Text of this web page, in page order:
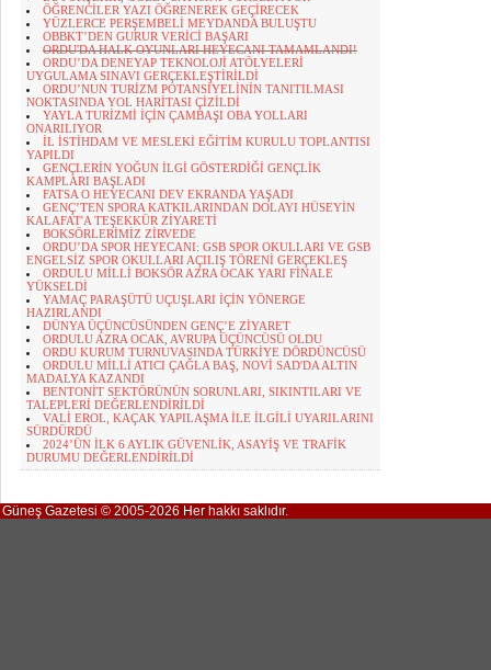
ÖĞRENCİLER YAZI ÖĞRENEREK GEÇİRECEK
YÜZLERCE PERŞEMBELİ MEYDANDA BULUŞTU
OBBKT’DEN GURUR VERİCİ BAŞARI
ORDU'DA HALK OYUNLARI HEYECANI TAMAMLANDI!
ORDU’DA DENEYAP TEKNOLOJİ ATÖLYELERİ
UYGULAMA SINAVI GERÇEKLEŞTİRİLDİ
ORDU’NUN TURİZM POTANSİYELİNİN TANITILMASI
NOKTASINDA YOL HARİTASI ÇİZİLDİ
YAYLA TURİZMİ İÇİN ÇAMBAŞI OBA YOLLARI
ONARILIYOR
İL İSTİHDAM VE MESLEKİ EĞİTİM KURULU TOPLANTISI
YAPILDI
GENÇLERİN YOĞUN İLGİ GÖSTERDİĞİ GENÇLİK
KAMPLARI BAŞLADI
FATSA O HEYECANI DEV EKRANDA YAŞADI
GENÇ’TEN SPORA KATKILARINDAN DOLAYI HÜSEYİN
KALAFAT'A TEŞEKKÜR ZİYARETİ
BOKSÖRLERİMİZ ZİRVEDE
ORDU’DA SPOR HEYECANI: GSB SPOR OKULLARI VE GSB
ENGELSİZ SPOR OKULLARI AÇILIŞ TÖRENİ GERÇEKLEŞ
ORDULU MİLLİ BOKSÖR AZRA OCAK YARI FİNALE
YÜKSELDİ
YAMAÇ PARAŞÜTÜ UÇUŞLARI İÇİN YÖNERGE
HAZIRLANDI
DÜNYA ÜÇÜNCÜSÜNDEN GENÇ’E ZİYARET
ORDULU AZRA OCAK, AVRUPA ÜÇÜNCÜSÜ OLDU
ORDU KURUM TURNUVASINDA TÜRKİYE DÖRDÜNCÜSÜ
ORDULU MİLLİ ATICI ÇAĞLA BAŞ, NOVİ SAD'DA ALTIN
MADALYA KAZANDI
BENTONİT SEKTÖRÜNÜN SORUNLARI, SIKINTILARI VE
TALEPLERİ DEĞERLENDİRİLDİ
VALİ EROL, KAÇAK YAPILAŞMA İLE İLGİLİ UYARILARINI
SÜRDÜRDÜ
2024’ÜN İLK 6 AYLIK GÜVENLİK, ASAYİŞ VE TRAFİK
DURUMU DEĞERLENDİRİLDİ
Güneş Gazetesi © 2005-2026 Her hakkı saklıdır.